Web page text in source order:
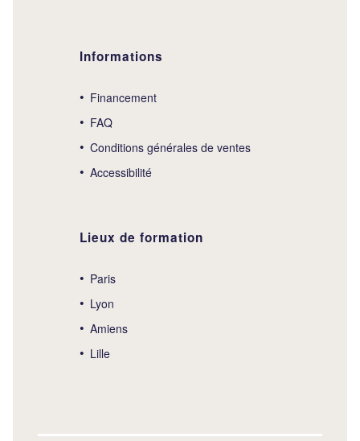
Informations
Financement
FAQ
Conditions générales de ventes
Accessibilité
Lieux de formation
Paris
Lyon
Amiens
Lille